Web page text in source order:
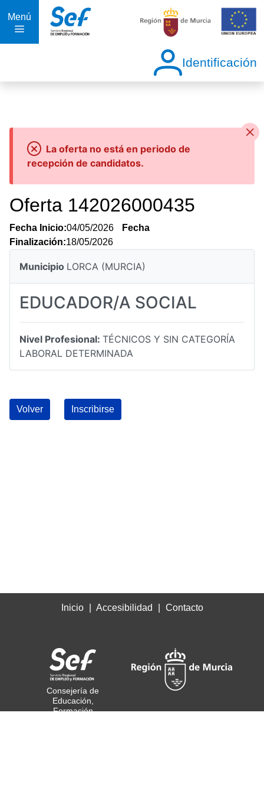
Menú
Identificación
La oferta no está en periodo de
recepción de candidatos.
Oferta 142026000435
Fecha Inicio:04/05/2026
Fecha
Finalización:18/05/2026
Municipio LORCA (MURCIA)
EDUCADOR/A SOCIAL
Nivel Profesional: TÉCNICOS Y SIN CATEGORÍA
LABORAL DETERMINADA
Volver Inscribirse
Inicio Accesibilidad Contacto
Consejería de
Educación,
Formación